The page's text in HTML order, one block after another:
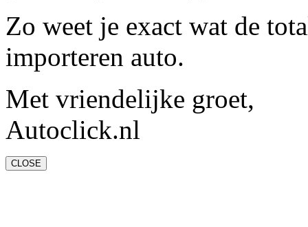
Zo weet je exact wat de
importeren auto.
Met vriendelijke groet,
Autoclick.nl
CLOSE